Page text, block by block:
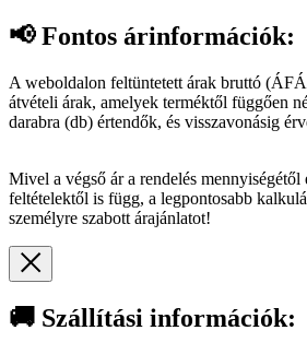
📢 Fontos árinformációk:
A weboldalon feltüntetett árak bruttó
átvételi árak, amelyek terméktől függően
darabra (db) értendők, és visszavonásig
Mivel a végső ár a rendelés mennyiségétől
feltételektől is függ, a legpontosabb
személyre szabott árajánlatot!
🚚 Szállítási információk: